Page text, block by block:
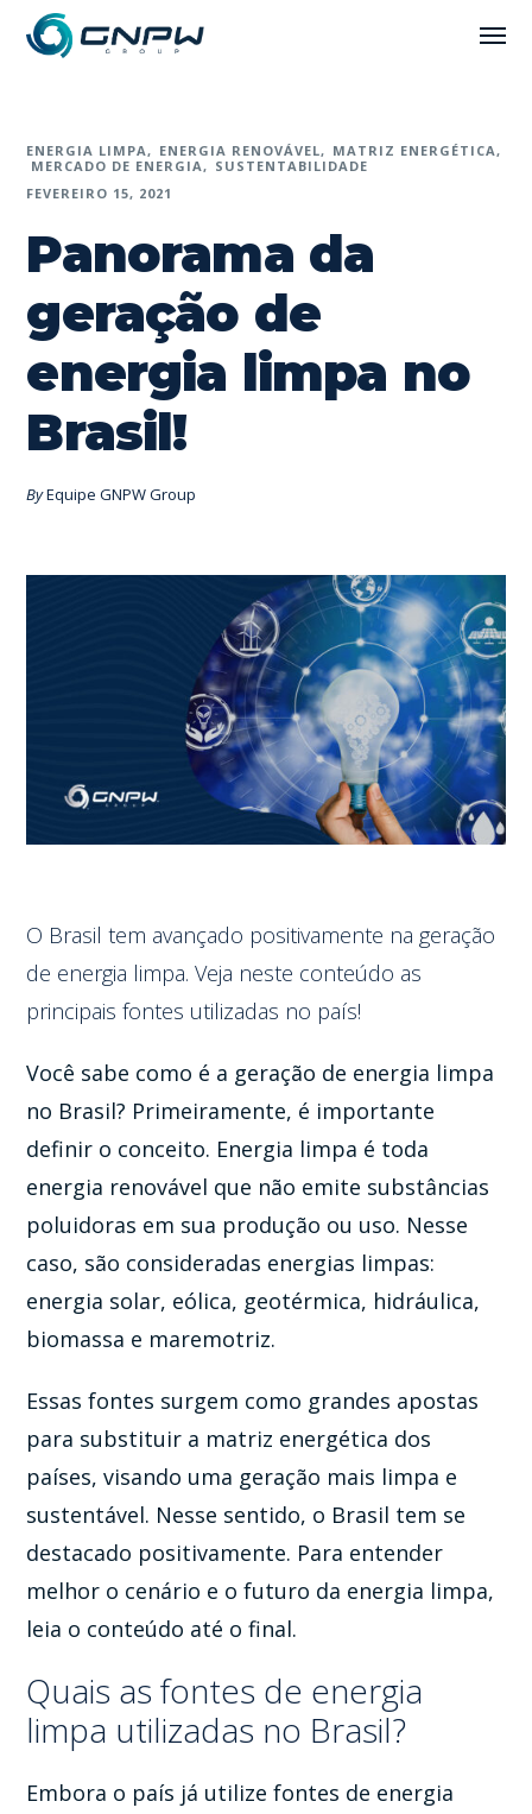
ENERGIA LIMPA ENERGIA RENOVÁVEL
MATRIZ ENERGÉTICA
MERCADO DE ENERGIA
SUSTENTABILIDADE
FEVEREIRO 15, 2021
Panorama da
geração de
energia limpa no
Brasil!
ByEquipe GNPW Group
O Brasil tem avançado positivamente na geração
de energia limpa. Veja neste conteúdo as
principais fontes utilizadas no país!
Você sabe como é a geração de energia limpa
no Brasil? Primeiramente, é importante
definir o conceito. Energia limpa é toda
energia renovável que não emite substâncias
poluidoras em sua produção ou uso. Nesse
caso, são consideradas energias limpas:
energia solar, eólica, geotérmica, hidráulica,
biomassa e maremotriz.
Essas fontes surgem como grandes apostas
para substituir a matriz energética dos
países, visando uma geração mais limpa e
sustentável. Nesse sentido, o Brasil tem se
destacado positivamente. Para entender
melhor o cenário e o futuro da energia limpa,
leia o conteúdo até o final.
Quais as fontes de energia
limpa utilizadas no Brasil?
Embora o país já utilize fontes de energia